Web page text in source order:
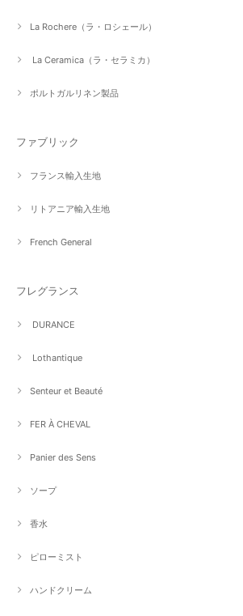
La Rochere（ラ・ロシェール）
La Ceramica（ラ・セラミカ）
ポルトガルリネン製品
ファブリック
フランス輸入生地
リトアニア輸入生地
French General
フレグランス
DURANCE
Lothantique
Senteur et Beauté
FER À CHEVAL
Panier des Sens
ソープ
香水
ピローミスト
ハンドクリーム